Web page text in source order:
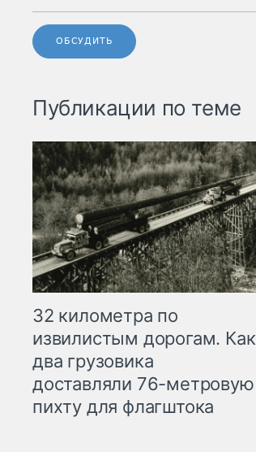
ОБСУДИТЬ
Публикации по теме
32 километра по
извилистым дорогам. Как
два грузовика
доставляли 76-метровую
пихту для флагштока